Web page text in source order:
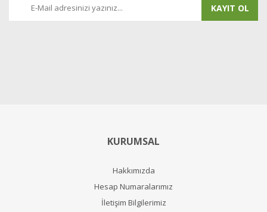
KAYIT OL
KURUMSAL
Hakkımızda
Hesap Numaralarımız
İletişim Bilgilerimiz